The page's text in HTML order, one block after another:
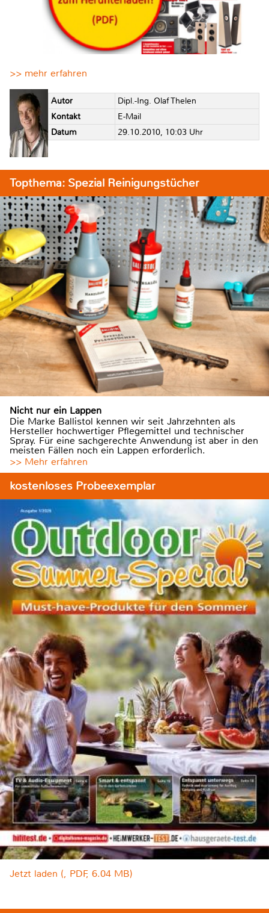
>> mehr erfahren
Autor
Dipl.-Ing. Olaf Thelen
Kontakt
E-Mail
Datum
29.10.2010, 10:03 Uhr
Topthema: Spezial Reinigungstücher
Nicht nur ein Lappen
Die Marke Ballistol kennen wir seit Jahrzehnten als
Hersteller hochwertiger Pflegemittel und technischer
Spray. Für eine sachgerechte Anwendung ist aber in den
meisten Fällen noch ein Lappen erforderlich.
>> Mehr erfahren
kostenloses Probeexemplar
Jetzt laden (, PDF, 6.04 MB)